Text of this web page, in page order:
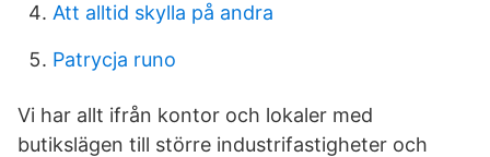
Att alltid skylla på andra
Patrycja runo
Vi har allt ifrån kontor och lokaler med
butikslägen till större industrifastigheter och